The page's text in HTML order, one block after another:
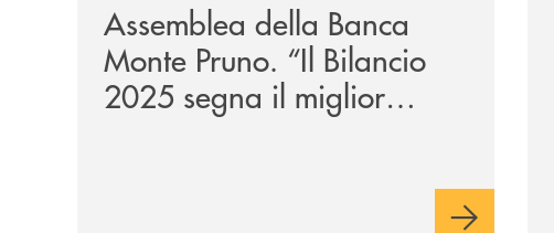
Assemblea della Banca
Monte Pruno. “Il Bilancio
2025 segna il miglior